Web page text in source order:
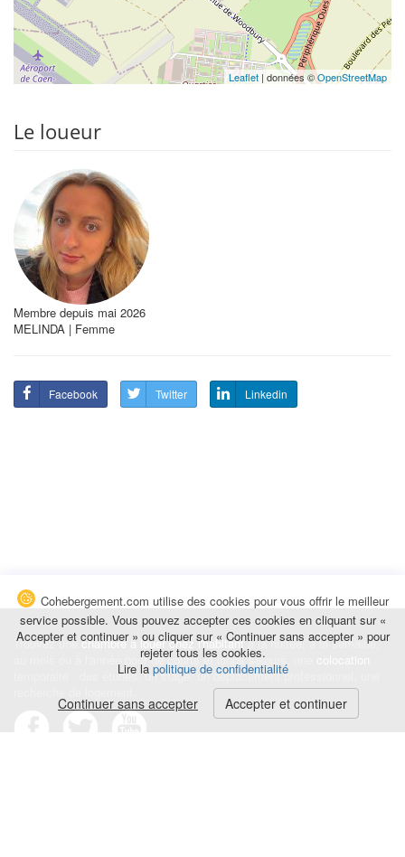
Leaflet | données ©OpenStreetMap
Le loueur
Membre depuis mai 2026
MELINDA | Femme
Facebook Twitter Linkedin
Trouvez unechambre à louer chez l'habitantà la nuitée, à la semaine,
au mois ou à l'année pour de courts et longs séjours, une
temporaire : des études, un stage, un déplacement professionnel, une
Cohebergement.com utilise des cookies pour vous offrir le meilleur
service possible. Vous pouvez accepter ces cookies en cliquant sur «
Accepter et continuer » ou cliquer sur « Continuer sans accepter » pour
rejeter tous les cookies.
Lire la politique de confidentialité
Continuer sans accepter Accepter et continuer